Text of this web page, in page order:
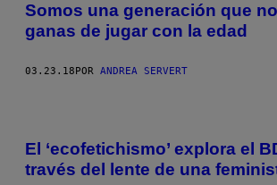
Somos una generación que
ganas de jugar con la edad
03.23.18 POR ANDREA SERVERT
El ‘ecofetichismo’ explora el
través del lente de una